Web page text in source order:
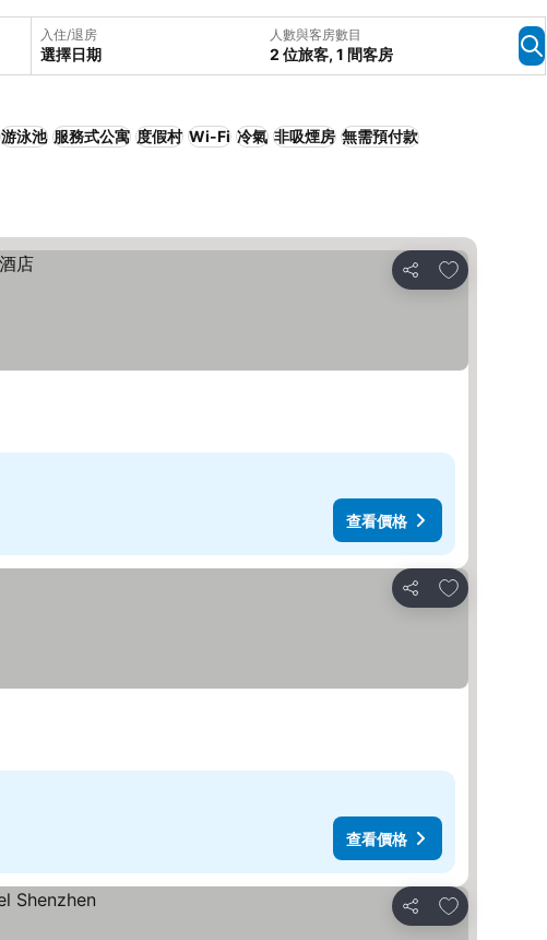
入住/退房
選擇日期
人數與客房數目
2 位旅客, 1 間客房
游泳池 服務式公寓 度假村 Wi-Fi 冷氣 非吸煙房 無需預付款
分享
放到收藏夾
查看價格
分享
放到收藏夾
查看價格
分享
放到收藏夾